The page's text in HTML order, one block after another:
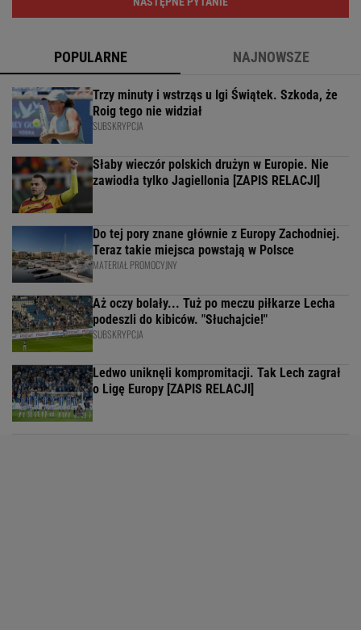
POPULARNE NAJNOWSZE
Trzy minuty i wstrząs u Igi Świątek. Szkoda, że
Roig tego nie widział
SUBSKRYPCJA
Słaby wieczór polskich drużyn w Europie. Nie
zawiodła tylko Jagiellonia [ZAPIS RELACJI]
Do tej pory znane głównie z Europy Zachodniej.
Teraz takie miejsca powstają w Polsce
MATERIAŁ PROMOCYJNY
Aż oczy bolały... Tuż po meczu piłkarze Lecha
podeszli do kibiców. "Słuchajcie!"
SUBSKRYPCJA
Ledwo uniknęli kompromitacji. Tak Lech zagrał
o Ligę Europy [ZAPIS RELACJI]